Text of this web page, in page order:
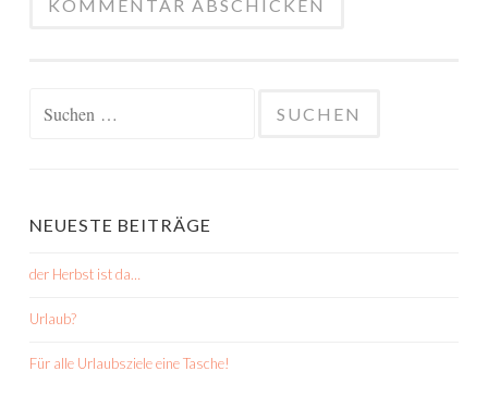
NEUESTE BEITRÄGE
der Herbst ist da…
Urlaub?
Für alle Urlaubsziele eine Tasche!